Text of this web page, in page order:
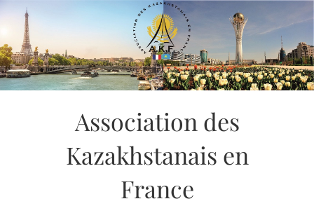
Skip
content
Association des
Kazakhstanais en
France